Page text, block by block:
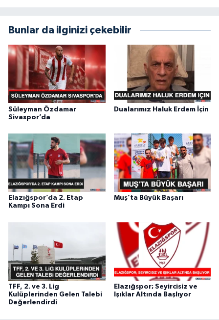
Bunlar da ilginizi çekebilir
Süleyman Özdamar
Sivaspor’da
Dualarımız Haluk Erdem İçin
Elazığspor’da 2. Etap
Kampı Sona Erdi
Muş’ta Büyük Başarı
TFF, 2. ve 3. Lig
Kulüplerinden Gelen Talebi
Değerlendirdi
Elazığspor; Seyircisiz ve
Işıklar Altında Başlıyor